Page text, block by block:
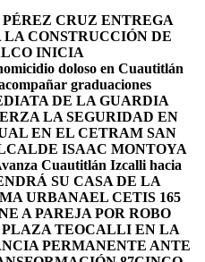
CRUZ ENTREGA
CONSTRUCCIÓN DE
INICIA
doloso en Cuautitlán
graduaciones
DE LA GUARDIA
LA SEGURIDAD EN
EN EL CETRAM SAN
ISAAC MONTOYA
Cuautitlán Izcalli hacia
SU CASA DE LA
URBANAEL CETIS 165
A PAREJA POR ROBO
TEOCALLI EN LA
PERMANENTE ANTE